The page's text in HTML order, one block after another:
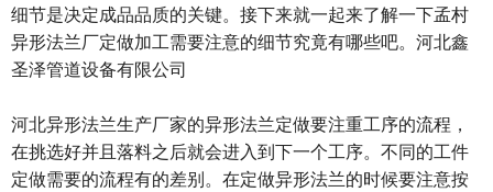
细节是决定成品品质的关键。接下来就一起来了解一下孟村
异形法兰厂定做加工需要注意的细节究竟有哪些吧。河北鑫
圣泽管道设备有限公司
河北异形法兰生产厂家的异形法兰定做要注重工序的流程，
在挑选好并且落料之后就会进入到下一个工序。不同的工件
定做需要的流程有的差别。在定做异形法兰的时候要注意按